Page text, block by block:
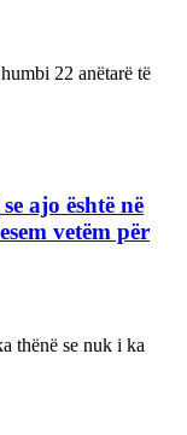
22 anëtarë të
ajo është në
vetëm për
thënë se nuk i ka